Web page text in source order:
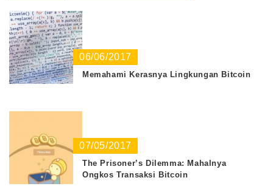
06/06/2017
Memahami Kerasnya Lingkungan Bitcoin
07/05/2017
The Prisoner’s Dilemma: Mahalnya
Ongkos Transaksi Bitcoin